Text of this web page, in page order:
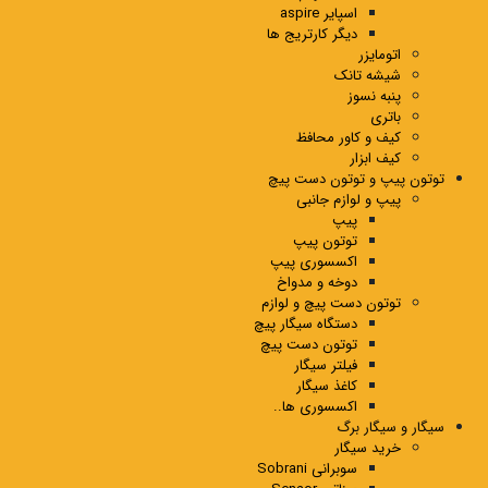
اسپایر aspire
دیگر کارتریج ها
اتومایزر
شیشه تانک
پنبه نسوز
باتری
کیف و کاور محافظ
کیف ابزار
توتون پیپ و توتون دست پیچ
پیپ و لوازم جانبی
پیپ
توتون پیپ
اکسسوری پیپ
دوخه و مدواخ
توتون دست پیچ و لوازم
دستگاه سیگار پیچ
توتون دست پیچ
فیلتر سیگار
کاغذ سیگار
اکسسوری ها..
سیگار و سیگار برگ
خرید سیگار
سوبرانی Sobrani